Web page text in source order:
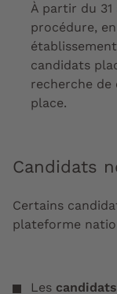
À partir du 31
procédure,
candidats
recherche
place.
Candidats
Certains
plateforme
Les